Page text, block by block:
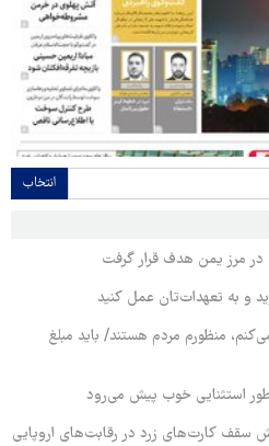
انتخاب
در مرز یمن هدف قرار گرفت
و به تعهدات‌تان عمل کنید
منظورم مردم هستند/ باید مبلغ
طور استثنایی خوب پیش می‌رود
سقف کارت‌های زرد در رقابت‌های اروپایی